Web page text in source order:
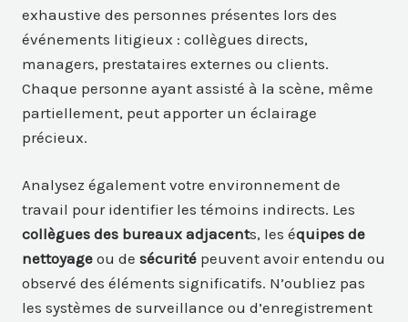
exhaustive des personnes présentes lors des
événements litigieux : collègues directs,
managers, prestataires externes ou clients.
Chaque personne ayant assisté à la scène, même
partiellement, peut apporter un éclairage
précieux.
Analysez également votre environnement de
travail pour identifier les témoins indirects. Les
collègues des bureaux adjacents, les équipes de
nettoyage ou desécurité peuvent avoir entendu ou
observé des éléments significatifs. N’oubliez pas
les systèmes de surveillance ou d’enregistrement